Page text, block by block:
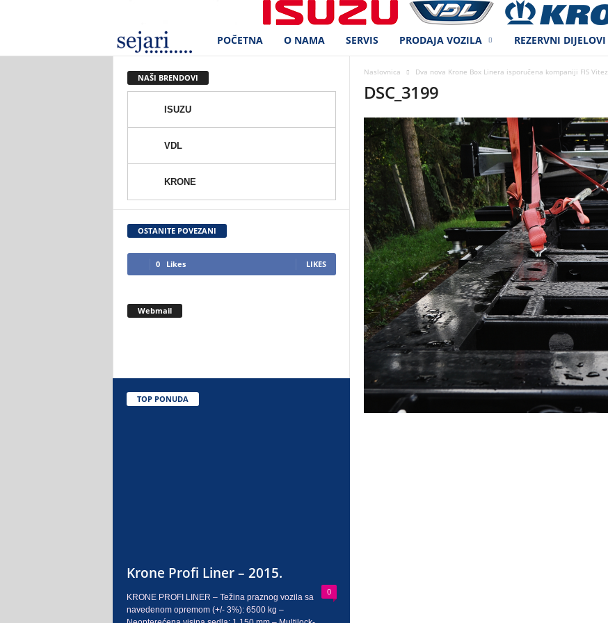
e
a
r
d
.
.
o
POČETNA O NAMA SERVIS PRODAJA VOZILA REZERVNI DIJELOVI
Naslovnica Dva nova Krone Box Linera isporučena kompaniji FIS Vitez
DSC_3199
NAŠI BRENDOVI
ISUZU
VDL
KRONE
OSTANITE POVEZANI
0 Likes LIKES
Webmail
TOP PONUDA
Krone Profi Liner – 2015.
0
KRONE PROFI LINER – Težina praznog vozila sa
navedenom opremom (+/- 3%): 6500 kg –